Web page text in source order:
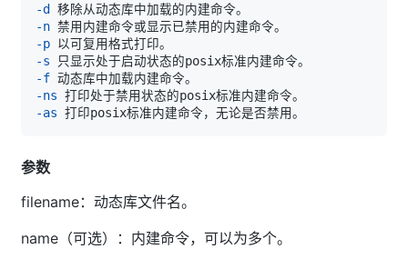
-d
-n
-p
-s
-f
-ns
-as
参数
filename：动态库文件名。
name（可选）：内建命令，可以为多个。